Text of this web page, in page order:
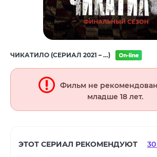
ЧИКАТИЛО (СЕРИАЛ 2021 – …)
Фильм не
младше 18 лет.
ЭТОТ СЕРИАЛ РЕКОМЕНДУЮТ